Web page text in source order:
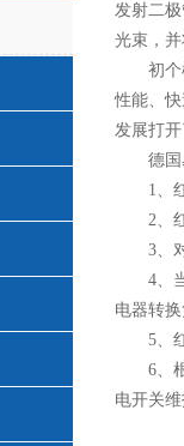
发射二
光束，并
初个模
性能、
发展打开
德国易
1、红
2、红
3、对
4、当
电器转换
5、红
6、根
电开关维